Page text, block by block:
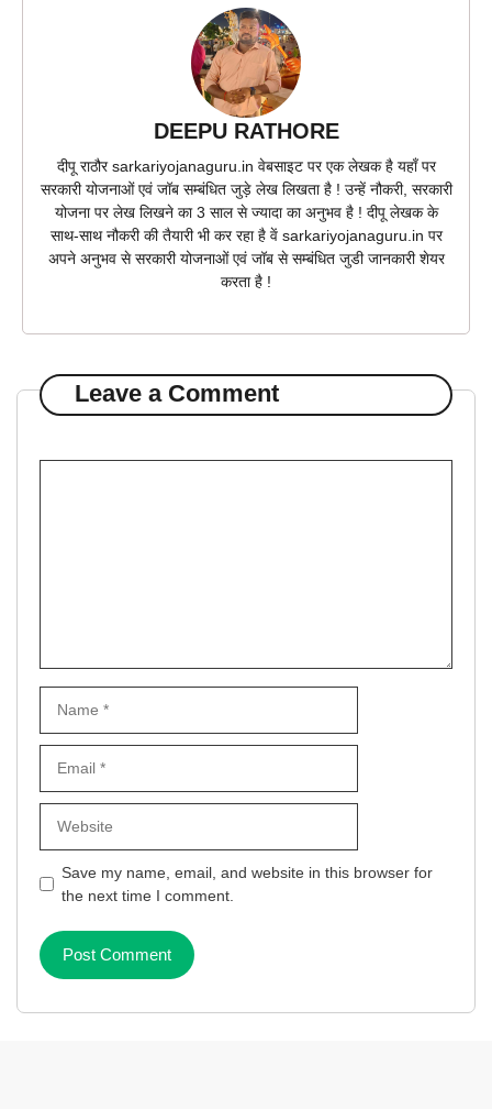
DEEPU RATHORE
दीपू राठौर sarkariyojanaguru.in वेबसाइट पर एक लेखक है यहाँ पर
सरकारी योजनाओं एवं जॉब सम्बंधित जुड़े लेख लिखता है ! उन्हें नौकरी, सरकारी
योजना पर लेख लिखने का 3 साल से ज्यादा का अनुभव है ! दीपू लेखक के
साथ-साथ नौकरी की तैयारी भी कर रहा है वें sarkariyojanaguru.in पर
अपने अनुभव से सरकारी योजनाओं एवं जॉब से सम्बंधित जुडी जानकारी शेयर
करता है !
Leave a Comment
Save my name, email, and website in this browser for
the next time I comment.